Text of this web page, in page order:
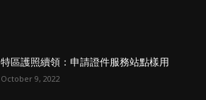
特區護照續領：申請證件服務站點樣用
October 9, 2022